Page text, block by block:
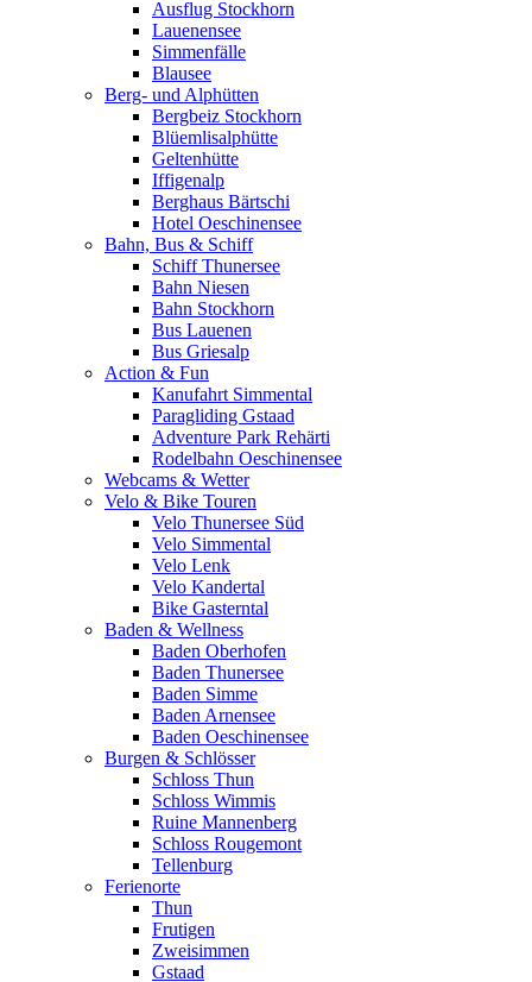
Ausflug Stockhorn
Lauenensee
Simmenfälle
Blausee
Berg- und Alphütten
Bergbeiz Stockhorn
Blüemlisalphütte
Geltenhütte
Iffigenalp
Berghaus Bärtschi
Hotel Oeschinensee
Bahn, Bus & Schiff
Schiff Thunersee
Bahn Niesen
Bahn Stockhorn
Bus Lauenen
Bus Griesalp
Action & Fun
Kanufahrt Simmental
Paragliding Gstaad
Adventure Park Rehärti
Rodelbahn Oeschinensee
Webcams & Wetter
Velo & Bike Touren
Velo Thunersee Süd
Velo Simmental
Velo Lenk
Velo Kandertal
Bike Gasterntal
Baden & Wellness
Baden Oberhofen
Baden Thunersee
Baden Simme
Baden Arnensee
Baden Oeschinensee
Burgen & Schlösser
Schloss Thun
Schloss Wimmis
Ruine Mannenberg
Schloss Rougemont
Tellenburg
Ferienorte
Thun
Frutigen
Zweisimmen
Gstaad